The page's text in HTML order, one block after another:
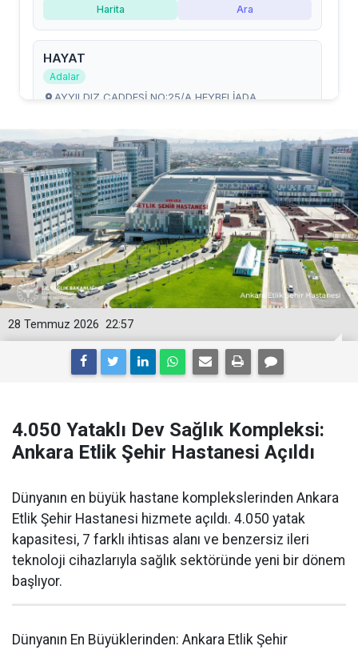
22:57
28 Temmuz 2026
4.050 Yataklı Dev Sağlık Kompleksi:
Ankara Etlik Şehir Hastanesi Açıldı
Dünyanın en büyük hastane komplekslerinden Ankara
Etlik Şehir Hastanesi hizmete açıldı. 4.050 yatak
kapasitesi, 7 farklı ihtisas alanı ve benzersiz ileri
teknoloji cihazlarıyla sağlık sektöründe yeni bir dönem
başlıyor.
Dünyanın En Büyüklerinden: Ankara Etlik Şehir